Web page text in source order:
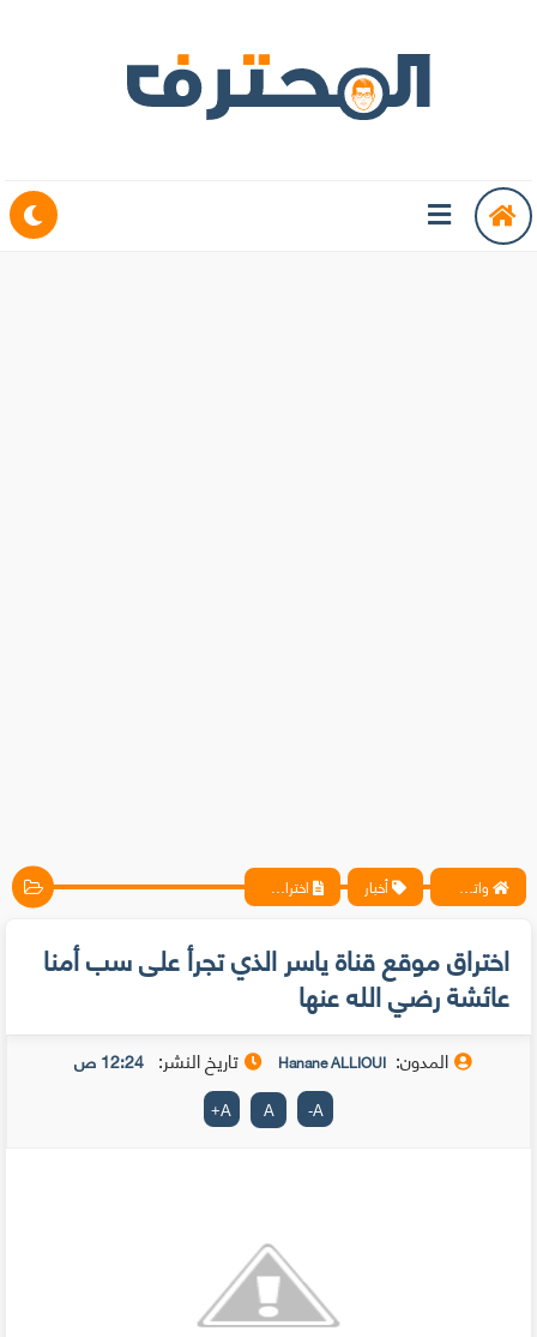
واتس آب ، فيسبوك ، أنترنت ، شروحات تقنية حصرية - المحترف أخبار اختراق موقع قناة ياسر الذي تجرأ على سب أمنا عائشة رضي الله عنها
اختراق موقع قناة ياسر الذي تجرأ على سب أمنا
عائشة رضي الله عنها
المدون: Hanane ALLIOUI تاريخ النشر: 12:24 ص
A
-
A
A
+